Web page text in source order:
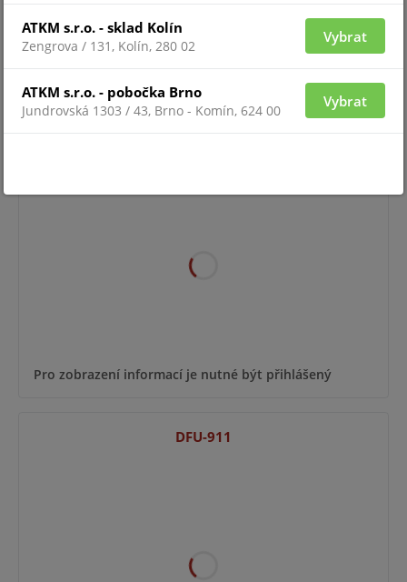
Pro zobrazení informací je nutné být přihlášený
DFU-535-LRC
Pro zobrazení informací je nutné být přihlášený
DFU-911
ATKM s.r.o. - sklad Kolín
Zengrova / 131, Kolín, 280 02
Vybrat
ATKM s.r.o. - pobočka Brno
Jundrovská 1303 / 43, Brno - Komín, 624 00
Vybrat